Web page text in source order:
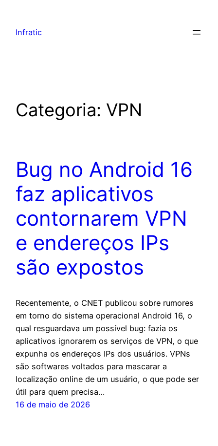
Infratic
Categoria: VPN
Bug no Android 16
faz aplicativos
contornarem VPN
e endereços IPs
são expostos
Recentemente, o CNET publicou sobre rumores
em torno do sistema operacional Android 16, o
qual resguardava um possível bug: fazia os
aplicativos ignorarem os serviços de VPN, o que
expunha os endereços IPs dos usuários. VPNs
são softwares voltados para mascarar a
localização online de um usuário, o que pode ser
útil para quem precisa…
16 de maio de 2026